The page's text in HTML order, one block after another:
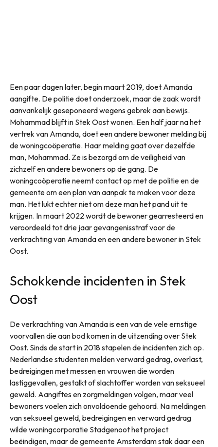
Een paar dagen later, begin maart 2019, doet Amanda
aangifte. De politie doet onderzoek, maar de zaak wordt
aanvankelijk geseponeerd wegens gebrek aan bewijs.
Mohammad blijft in Stek Oost wonen. Een half jaar na het
vertrek van Amanda, doet een andere bewoner melding bij
de woningcoöperatie. Haar melding gaat over dezelfde
man, Mohammad. Ze is bezorgd om de veiligheid van
zichzelf en andere bewoners op de gang. De
woningcoöperatie neemt contact op met de politie en de
gemeente om een plan van aanpak te maken voor deze
man. Het lukt echter niet om deze man het pand uit te
krijgen. In maart 2022 wordt de bewoner gearresteerd en
veroordeeld tot drie jaar gevangenisstraf voor de
verkrachting van Amanda en een andere bewoner in Stek
Oost.
Schokkende incidenten in Stek
Oost
De verkrachting van Amanda is een van de vele ernstige
voorvallen die aan bod komen in de uitzending over Stek
Oost. Sinds de start in 2018 stapelen de incidenten zich op.
Nederlandse studenten melden verward gedrag, overlast,
bedreigingen met messen en vrouwen die worden
lastiggevallen, gestalkt of slachtoffer worden van seksueel
geweld. Aangiftes en zorgmeldingen volgen, maar veel
bewoners voelen zich onvoldoende gehoord. Na meldingen
van seksueel geweld, bedreigingen en verward gedrag
wilde woningcorporatie Stadgenoot het project
beëindigen, maar de gemeente Amsterdam stak daar een